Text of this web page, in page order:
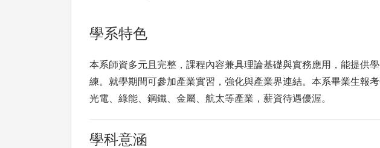
學系特色
本系師資多元且完整，課程內容兼具理論基礎與實務應用，能提供
練。就學期間可參加產業實習，強化與產業界連結。本系畢業生報
光電、綠能、鋼鐵、金屬、航太等產業，薪資待遇優渥。
學科意涵